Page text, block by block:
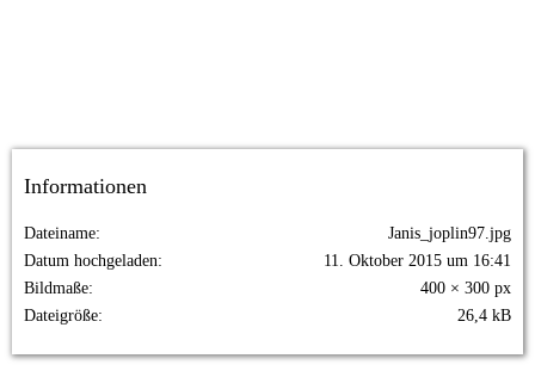
Informationen
Dateiname
Janis_joplin97.jpg
Datum hochgeladen
11. Oktober 2015 um 16:41
Bildmaße
400 × 300 px
Dateigröße
26,4 kB